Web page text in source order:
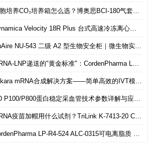
细胞培养CO₂培养箱怎么选？博奥思BCI-180气套式培养箱 进口替代优选
Dynamica Velocity 18R Plus 台式高速冷冻离心机｜多样本通量生物分离优选设备
NuAire NU-543 二级 A2 型生物安全柜｜微生物实验室安全操作优选设备
mRNA-LNP递送的"黄金标准"：CordenPharma LP-R4-524（ALC-0315）可电离脂质技术解析
Takara mRNA合成解决方案——简单高效的IVT模板制备
BD P100/P800蛋白稳定采血管技术参数详解与应用选型指南
mRNA疫苗加帽用什么试剂？TriLink K-7413-20 CleanCap共转录加帽 华雅思创现货直发
CordenPharma LP-R4-524 ALC-0315可电离脂质 mRNA-LNP递送专用 华雅思创现货供应